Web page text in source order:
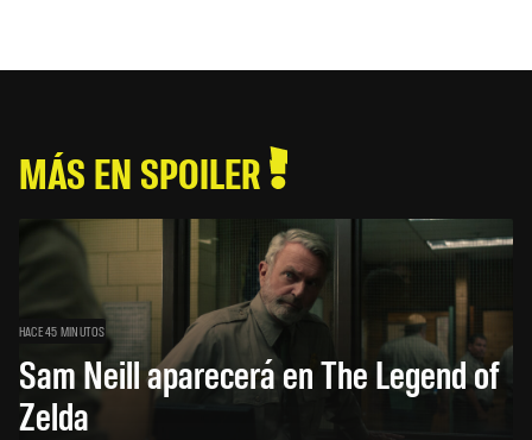
MÁS EN SPOILER
HACE 45 MINUTOS
Sam Neill aparecerá en The Legend of
Zelda